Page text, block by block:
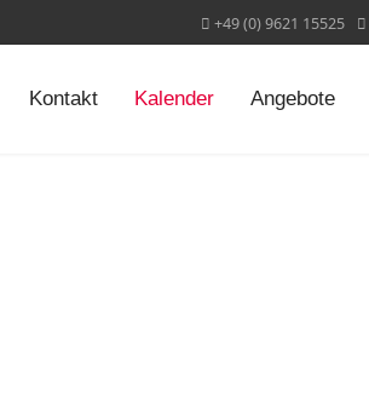
+49 (0) 9621 15525
Kontakt Kalender Angebote